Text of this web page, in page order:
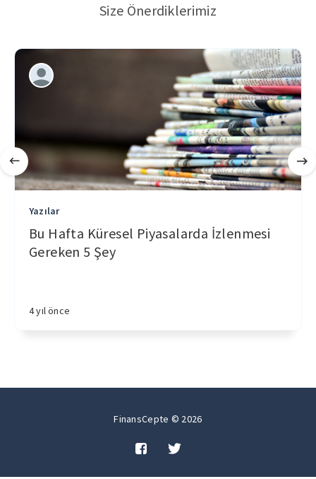
Size Önerdiklerimiz
Yazılar
Bu Hafta Küresel Piyasalarda İzlenmesi
Gereken 5 Şey
4 yıl önce
FinansCepte © 2026